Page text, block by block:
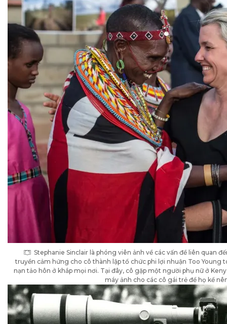
Stephanie Sinclair là phóng viên ảnh về các vấn đề liên quan
truyền cảm hứng cho cô thành lập tổ chức phi lợi nhuận Too
nạn tảo hôn ở khắp mọi nơi. Tại đây, cô gặp một người phụ nữ ở
máy ảnh cho các cô gái trẻ để họ kể